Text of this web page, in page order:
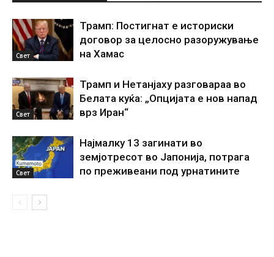
Свет
Трамп: Постигнат е историски
договор за целосно разоружување
на Хамас
Свет
Трамп и Нетанјаху разговараа во
Белата куќа: „Опцијата е нов напад
врз Иран“
Свет
Најмалку 13 загинати во
земјотресот во Јапонија, потрага
по преживеани под урнатините